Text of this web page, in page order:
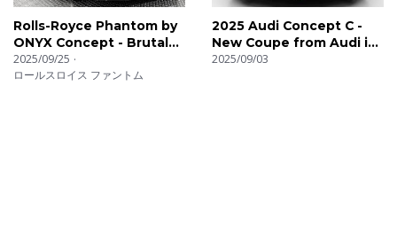
Rolls-Royce Phantom by
ONYX Concept - Brutal
Luxury Sedan in details
2025/09/25
ロールスロイス ファントム
2025 Audi Concept C -
New Coupe from Audi in
details
2025/09/03